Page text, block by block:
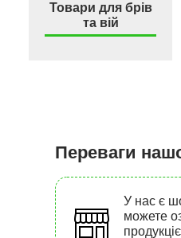
Товари для брів
та вій
Переваги
У нас є
можете